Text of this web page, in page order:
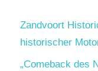
Zandvoort
historischer
„Comeback des